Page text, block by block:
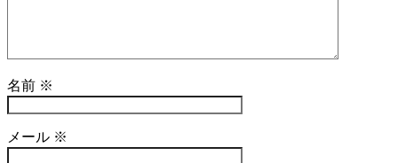
名前 ※
メール ※